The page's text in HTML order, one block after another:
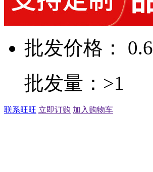
批发价格： 0.6
批发量：>1
联系旺旺 立即订购 加入购物车